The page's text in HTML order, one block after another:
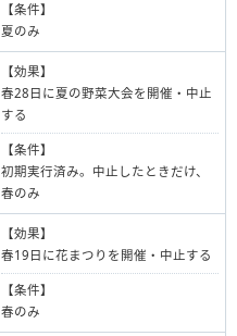
【条件】
夏のみ
【効果】
春28日に夏の野菜大会を開催・中止
する
【条件】
初期実行済み。中止したときだけ、
春のみ
【効果】
春19日に花まつりを開催・中止する
【条件】
春のみ